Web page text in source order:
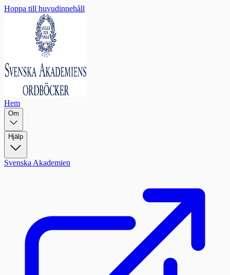
Hoppa till huvudinnehåll
Hem
Om
Hjälp
Svenska Akademien